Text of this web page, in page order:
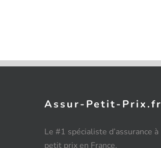
Assur-Petit-Prix.fr
Le #1 spécialiste d’assurance à
petit prix en France.